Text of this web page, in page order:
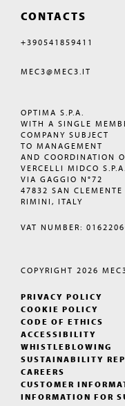
CONTACTS
+390541859411
MEC3@MEC3.IT
OPTIMA S.P.A.
WITH A SINGLE
COMPANY SUBJECT
TO MANAGEMENT
AND COORDINATION
VERCELLI MIDCO S.P.A.
VIA GAGGIO N°72
47832 SAN CLEMENTE
RIMINI, ITALY
VAT NUMBER:
COPYRIGHT 2026
PRIVACY POLICY
COOKIE POLICY
CODE OF ETHICS
ACCESSIBILITY
WHISTLEBLOWING
SUSTAINABILITY
CAREERS
CUSTOMER
INFORMATION FOR